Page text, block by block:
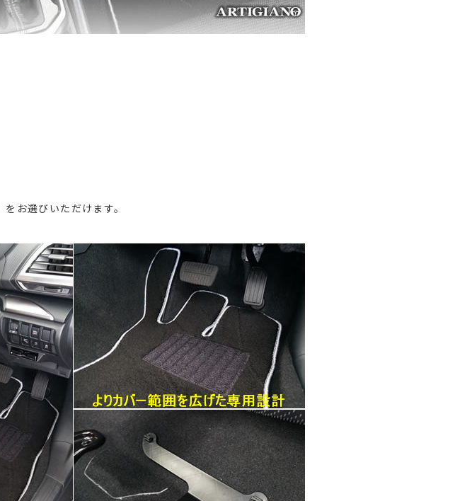
をお選びいただけます。